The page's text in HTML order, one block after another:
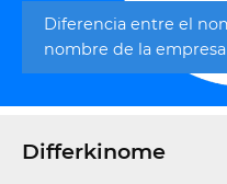
Diferencia entre el
nombre de la empresa
Differkinome